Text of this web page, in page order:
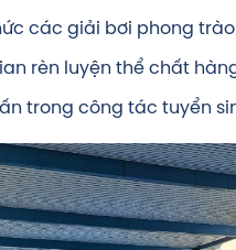
các giải bơi phong
rèn luyện thể chất
trong công tác tuyển